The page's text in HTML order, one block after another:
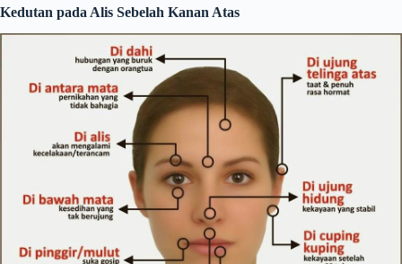
Kedutan pada Alis Sebelah Kanan Atas